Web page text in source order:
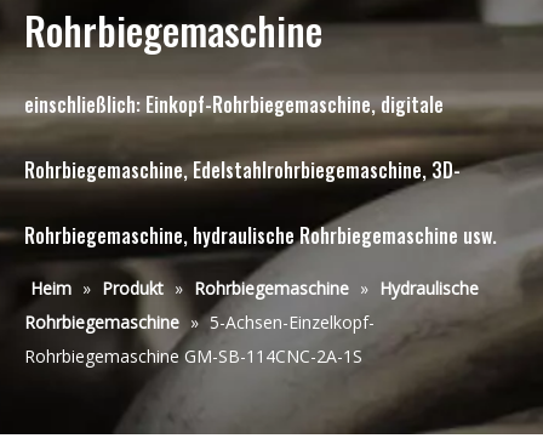
Rohrbiegemaschine
einschließlich: Einkopf-Rohrbiegemaschine, digitale
Rohrbiegemaschine, Edelstahlrohrbiegemaschine, 3D-
Rohrbiegemaschine, hydraulische Rohrbiegemaschine usw.
Heim » Produkt » Rohrbiegemaschine » Hydraulische
Rohrbiegemaschine » 5-Achsen-Einzelkopf-
Rohrbiegemaschine GM-SB-114CNC-2A-1S